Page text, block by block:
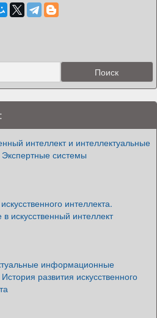
интеллект и интеллектуальные
системы
интеллекта.
искусственный интеллект
информационные
развития искусственного